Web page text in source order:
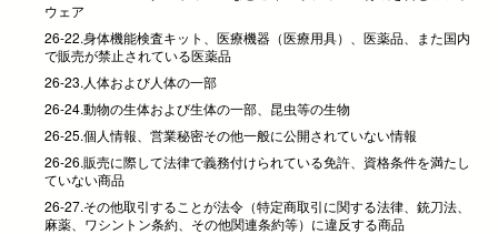
ウェア
26-22.身体機能検査キット、医療機器（医療用具）、医薬品、また国内
で販売が禁止されている医薬品
26-23.人体および人体の一部
26-24.動物の生体および生体の一部、昆虫等の生物
26-25.個人情報、営業秘密その他一般に公開されていない情報
26-26.販売に際して法律で義務付けられている免許、資格条件を満たし
ていない商品
26-27.その他取引することが法令（特定商取引に関する法律、銃刀法、
麻薬、ワシントン条約、その他関連条約等）に違反する商品